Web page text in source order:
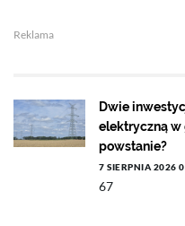
Reklama
Dwie
elektryczną w
powstanie?
7 SIERPNIA 2026
67